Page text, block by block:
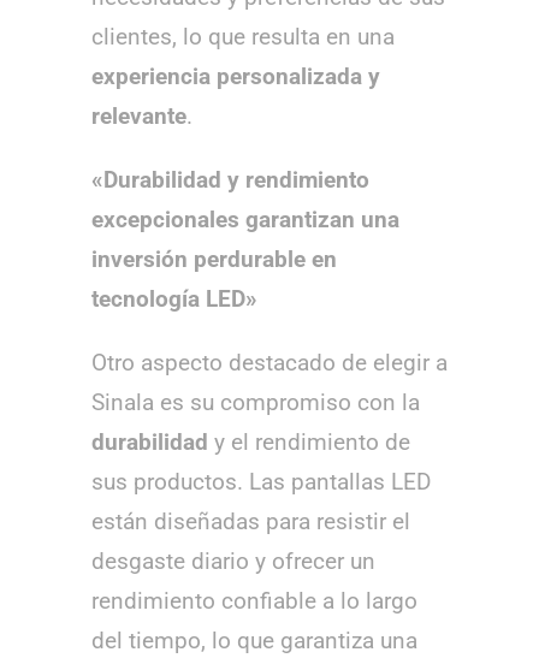
clientes, lo que resulta en una
experiencia personalizada y
relevante.
«Durabilidad y rendimiento
excepcionales garantizan una
inversión perdurable en
tecnología LED»
Otro aspecto destacado de elegir a
Sinala es su compromiso con la
durabilidad y el rendimiento de
sus productos. Las pantallas LED
están diseñadas para resistir el
desgaste diario y ofrecer un
rendimiento confiable a lo largo
del tiempo, lo que garantiza una